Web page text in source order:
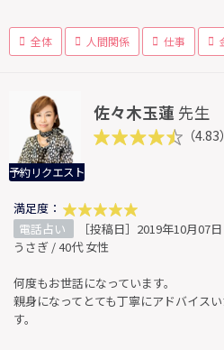
全体 人間関係 仕事
予約リクエスト
佐々木玉蓮 先生
（4.83）
満足度：
電話占い
［投稿日］2019年10月07日
うさぎ / 40代 女性
何度もお世話になっています。
親身になってとても丁寧にアドバイス
す。